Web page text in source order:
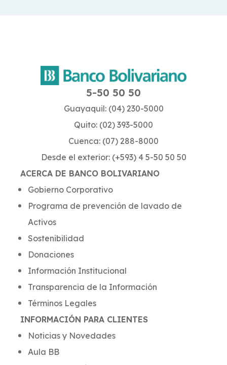
ACERCA DE BANCO BOLIVARIANO
Gobierno Corporativo
Programa de prevención de lavado de
Activos
Sostenibilidad
Donaciones
Información Institucional
Transparencia de la Información
Términos Legales
INFORMACIÓN PARA CLIENTES
Noticias y Novedades
Aula BB
5-50 50 50
Guayaquil: (04) 230-5000
Quito: (02) 393-5000
Cuenca: (07) 288-8000
Desde el exterior: (+593) 4 5-50 50 50